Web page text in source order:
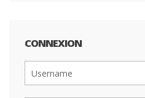
CONNEXION